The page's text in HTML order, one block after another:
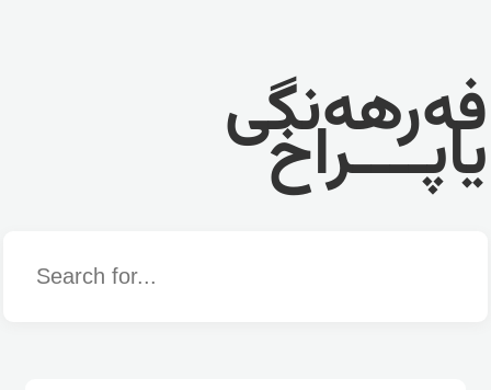
فەرهەنگی
یاپــــراخ
Word